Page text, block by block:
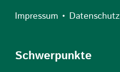
Impressum • Datenschutz
Schwerpunkte